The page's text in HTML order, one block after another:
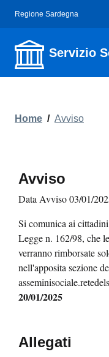
Regione Sardegna
Servizio
Home / Avviso
Avviso
Data Avviso 03/01/
Si comunica ai
Legge n. 162/98, che
verranno rimborsate
nell'apposita sezione
20/01/2025
Allegati